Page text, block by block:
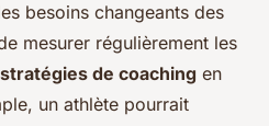
besoins changeants des
mesurer régulièrement les
stratégies de coaching en
un athlète pourrait